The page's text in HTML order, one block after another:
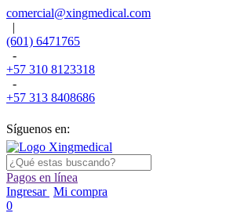
comercial@xingmedical.com
|
(601) 6471765
-
+57 310 8123318
-
+57 313 8408686
Síguenos en:
Pagos en línea
Ingresar Mi compra
0